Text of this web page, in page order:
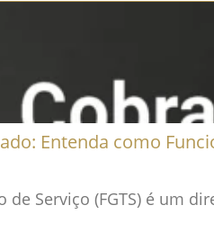
Entenda como
de Serviço (FGTS) é um